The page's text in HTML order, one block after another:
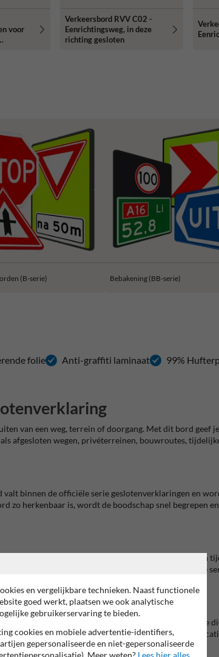
voor
Verkeersbord RVV C02 -
Eenrichtingsweg, in deze
richting gesloten
(B-serie) Bebakening (BB-serie)
folie Anti-graffiti laminaat 99%
van een weg, terrein of doorgang. Met dit bord geef
afgesloten wegen, privéterreinen, bouwroutes,
binnen de officiële serie geslotenverklaringen en
herkenbaar is, wordt de boodschap snel begrepen
bouwlocaties, afgesloten parkeerzones en
verkeer. Zoek je meer borden uit dezelfde
interessant.
Dat zorgt voor een stevige, duurzame constructie
hoogste reflectiewaarde en is vooral interessant op
en vergelijkbare technieken. Naast functionele
goed werkt, plaatsen we ook analytische
gebruikerservaring te bieden.
cookies en mobiele advertentie-identifiers,
gepersonaliseerde en niet-gepersonaliseerde
Meer weten? Lees hier alles